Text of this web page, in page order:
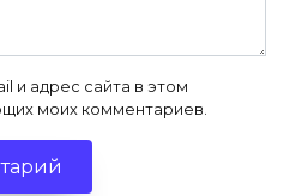
и адрес сайта в этом
моих комментариев.